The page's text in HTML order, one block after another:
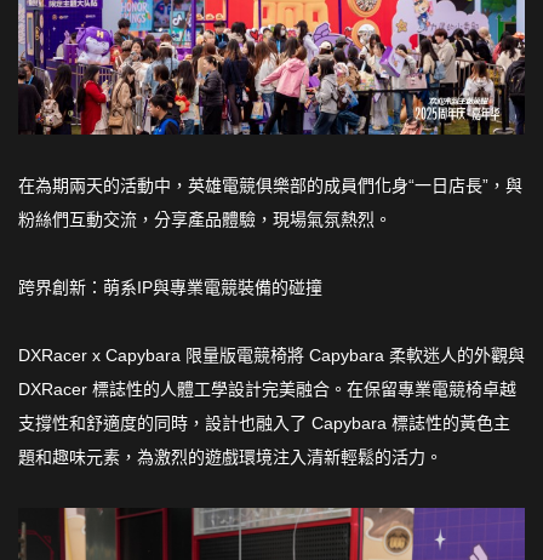
在為期兩天的活動中，英雄電競俱樂部的成員們化身“一日店長”，與
粉絲們互動交流，分享產品體驗，現場氣氛熱烈。
跨界創新：萌系IP與專業電競裝備的碰撞
DXRacer x Capybara 限量版電競椅將 Capybara 柔軟迷人的外觀與
DXRacer 標誌性的人體工學設計完美融合。在保留專業電競椅卓越
支撐性和舒適度的同時，設計也融入了 Capybara 標誌性的黃色主
題和趣味元素，為激烈的遊戲環境注入清新輕鬆的活力。